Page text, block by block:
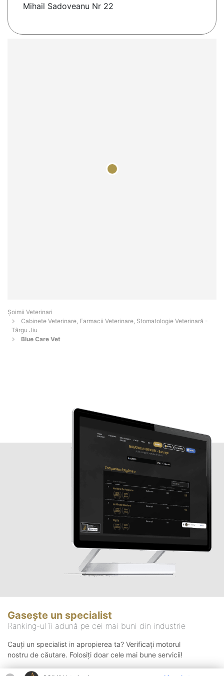
Mihail Sadoveanu Nr 22
Șoimii Veterinari
Cabinete Veterinare, Farmacii Veterinare, Stomatologie Veterinară -
Târgu Jiu
Blue Care Vet
Gasește un specialist
Ranking-ul îi adună pe cei mai buni din industrie
Cauți un specialist in apropierea ta? Verificați motorul
nostru de căutare. Folosiți doar cele mai bune servicii!